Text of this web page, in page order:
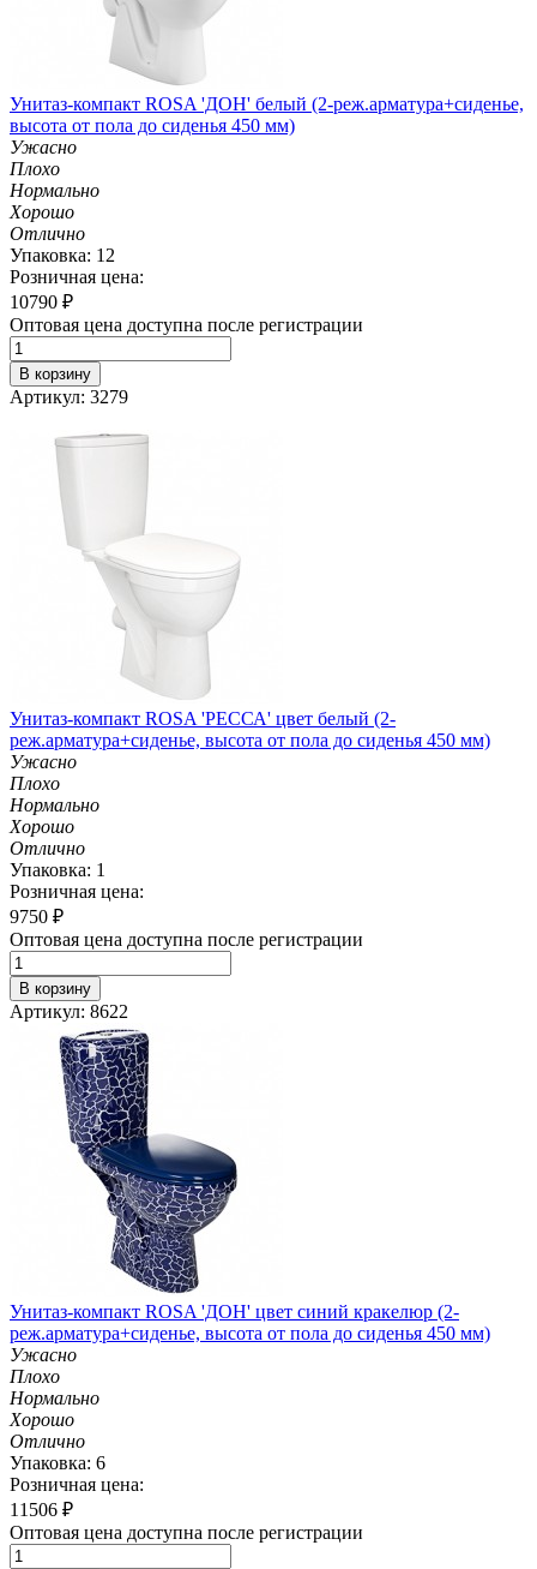
Унитаз-компакт ROSA 'ДОН' белый (2-реж.арматура+сиденье,
высота от пола до сиденья 450 мм)
Ужасно
Плохо
Нормально
Хорошо
Отлично
Упаковка: 12
Розничная цена:
10790 ₽
Оптовая цена доступна после регистрации
В корзину
Артикул: 3279
Унитаз-компакт ROSA 'РЕССА' цвет белый (2-
реж.арматура+сиденье, высота от пола до сиденья 450 мм)
Ужасно
Плохо
Нормально
Хорошо
Отлично
Упаковка: 1
Розничная цена:
9750 ₽
Оптовая цена доступна после регистрации
В корзину
Артикул: 8622
Унитаз-компакт ROSA 'ДОН' цвет синий кракелюр (2-
реж.арматура+сиденье, высота от пола до сиденья 450 мм)
Ужасно
Плохо
Нормально
Хорошо
Отлично
Упаковка: 6
Розничная цена:
11506 ₽
Оптовая цена доступна после регистрации